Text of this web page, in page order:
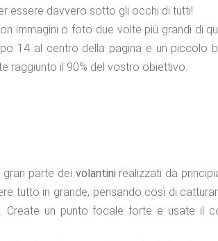
essere davvero sotto gli occhi di tutti!
immagini o foto due volte più grandi di
14 al centro della pagina e un
raggiunto il 90% del vostro obiettivo.
parte dei volantini realizzati da
tutto in grande, pensando così di
un punto focale forte e usate il